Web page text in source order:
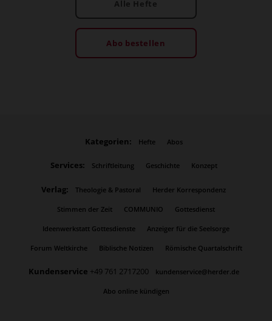
Alle Hefte
Abo bestellen
Kategorien: Hefte Abos
Services: Schriftleitung Geschichte Konzept
Verlag: Theologie & Pastoral Herder Korrespondenz
Stimmen der Zeit COMMUNIO Gottesdienst
Ideenwerkstatt Gottesdienste Anzeiger für die Seelsorge
Forum Weltkirche Biblische Notizen Römische Quartalschrift
Kundenservice +49 761 2717200 kundenservice@herder.de
Abo online kündigen